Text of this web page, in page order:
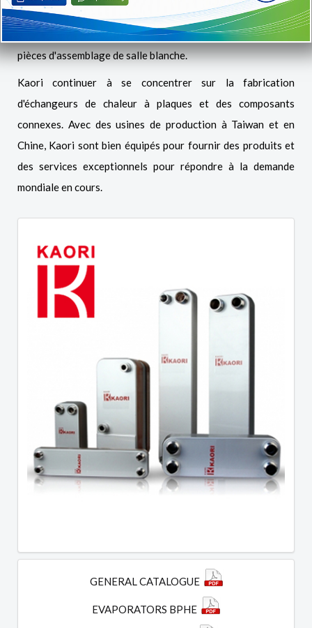
la gestion. En combinant les technologies disponibles, Kaori
planifier à l'étape dans le secteur de la gestion thermique et
pièces d'assemblage de salle blanche.
Kaori continuer à se concentrer sur la fabrication
d'échangeurs de chaleur à plaques et des composants
connexes. Avec des usines de production à Taiwan et en
Chine, Kaori sont bien équipés pour fournir des produits et
des services exceptionnels pour répondre à la demande
mondiale en cours.
GENERAL CATALOGUE
EVAPORATORS BPHE